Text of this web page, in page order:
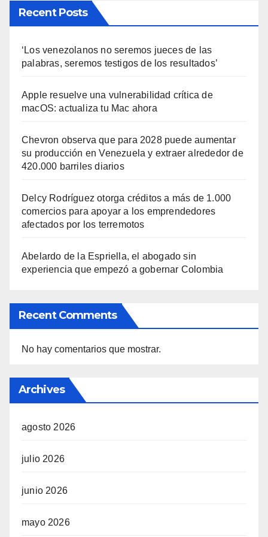
Recent Posts
‘Los venezolanos no seremos jueces de las
palabras, seremos testigos de los resultados’
Apple resuelve una vulnerabilidad crítica de
macOS: actualiza tu Mac ahora
Chevron observa que para 2028 puede aumentar
su producción en Venezuela y extraer alrededor de
420.000 barriles diarios
Delcy Rodríguez otorga créditos a más de 1.000
comercios para apoyar a los emprendedores
afectados por los terremotos
Abelardo de la Espriella, el abogado sin
experiencia que empezó a gobernar Colombia
Recent Comments
No hay comentarios que mostrar.
Archives
agosto 2026
julio 2026
junio 2026
mayo 2026